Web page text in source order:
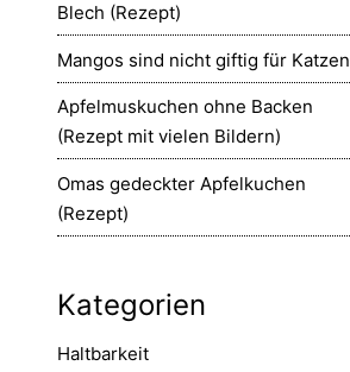
Blech (Rezept)
Mangos sind nicht giftig für Katzen
Apfelmuskuchen ohne Backen
(Rezept mit vielen Bildern)
Omas gedeckter Apfelkuchen
(Rezept)
Kategorien
Haltbarkeit